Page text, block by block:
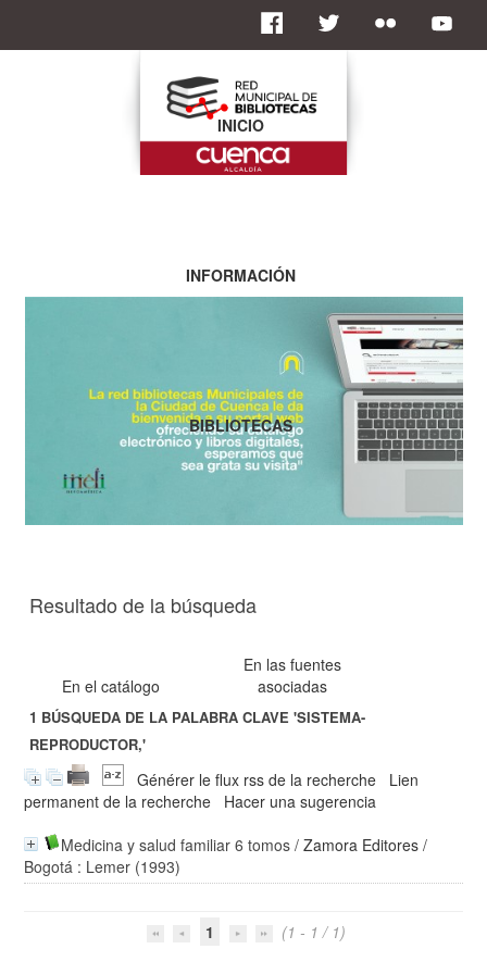
Resultado de la búsqueda
En el catálogo
En las fuentes
asociadas
1 BÚSQUEDA DE LA PALABRA CLAVE'SISTEMA-
REPRODUCTOR,'
Générer le flux rss de la recherche
Lien
permanent de la recherche
Hacer una sugerencia
Medicina y salud familiar 6 tomos /Zamora Editores /
Bogotá : Lemer (1993)
1 (1 - 1 / 1)
INICIO
INFORMACIÓN
BIBLIOTECAS